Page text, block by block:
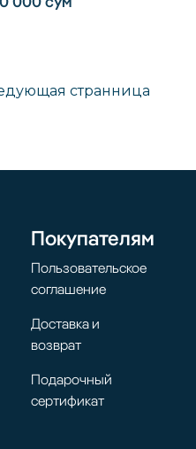
странница
Покупателям
Пользовательское
соглашение
Доставка и
возврат
Подарочный
сертификат